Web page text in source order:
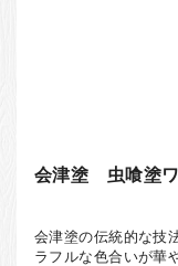
会津塗 虫喰塗
会津塗の伝統的な技
ラフルな色合いが華